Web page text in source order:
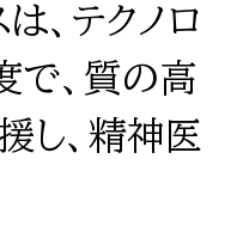
は、テクノロ
で、質の高
し、精神医